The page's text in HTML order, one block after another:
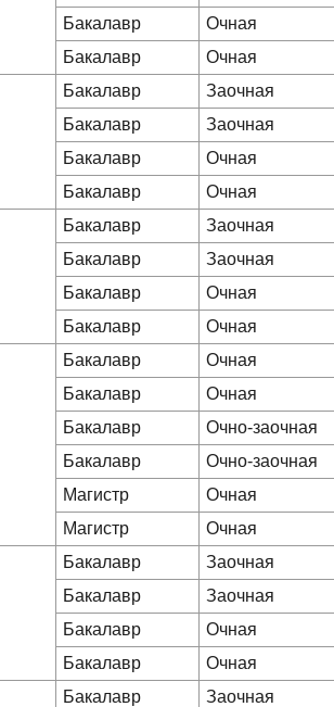
Бакалавр
Очная
Бакалавр
Очная
Бакалавр
Заочная
Бакалавр
Заочная
Бакалавр
Очная
Бакалавр
Очная
Бакалавр
Заочная
Бакалавр
Заочная
Бакалавр
Очная
Бакалавр
Очная
Бакалавр
Очная
Бакалавр
Очная
Бакалавр
Очно-заочная
Бакалавр
Очно-заочная
Магистр
Очная
Магистр
Очная
Бакалавр
Заочная
Бакалавр
Заочная
Бакалавр
Очная
Бакалавр
Очная
Бакалавр
Заочная